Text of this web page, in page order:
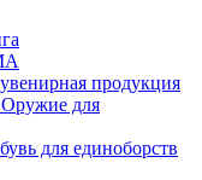
продукция
Оружие для
для единоборств